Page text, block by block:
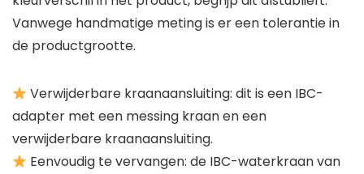
Vanwege handmatige meting is er een tolerantie in
de productgrootte.
Verwijderbare kraanaansluiting: dit is een IBC-
adapter met een messing kraan en een
verwijderbare kraanaansluiting.
Eenvoudig te vervangen: de IBC-waterkraan van